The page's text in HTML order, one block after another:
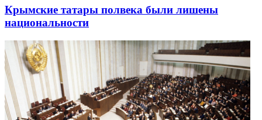
Крымские татары полвека были лишены
национальности